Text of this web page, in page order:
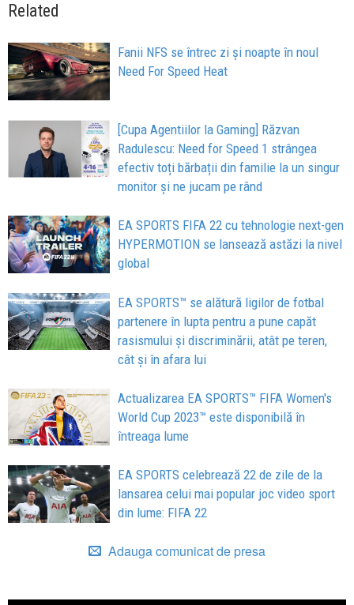
Related
Fanii NFS se întrec zi și noapte în noul
Need For Speed Heat
[Cupa Agentiilor la Gaming] Răzvan
Radulescu: Need for Speed 1 strângea
efectiv toți bărbații din familie la un singur
monitor și ne jucam pe rând
EA SPORTS FIFA 22 cu tehnologie next-gen
HYPERMOTION se lansează astăzi la nivel
global
EA SPORTS™ se alătură ligilor de fotbal
partenere în lupta pentru a pune capăt
rasismului și discriminării, atât pe teren,
cât și în afara lui
Actualizarea EA SPORTS™ FIFA Women's
World Cup 2023™ este disponibilă în
întreaga lume
EA SPORTS celebrează 22 de zile de la
lansarea celui mai popular joc video sport
din lume: FIFA 22
Adauga comunicat de presa